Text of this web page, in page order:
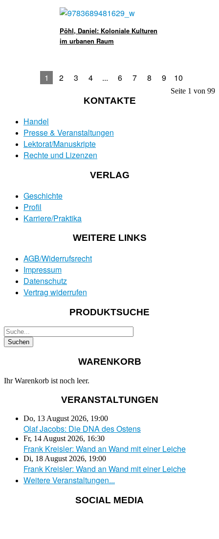
Pöhl, Daniel: Koloniale Kulturen
im urbanen Raum
1 2 3 4 ... 6 7 8 9 10
Seite 1 von 99
KONTAKTE
Handel
Presse & Veranstaltungen
Lektorat/Manuskripte
Rechte und Lizenzen
VERLAG
Geschichte
Profil
Karriere/Praktika
WEITERE LINKS
AGB/Widerrufsrecht
Impressum
Datenschutz
Vertrag widerrufen
PRODUKTSUCHE
WARENKORB
Ihr Warenkorb ist noch leer.
VERANSTALTUNGEN
Do, 13 August 2026, 19:00
Olaf Jacobs: Die DNA des Ostens
Fr, 14 August 2026, 16:30
Frank Kreisler: Wand an Wand mit einer Leiche
Di, 18 August 2026, 19:00
Frank Kreisler: Wand an Wand mit einer Leiche
Weitere Veranstaltungen...
SOCIAL MEDIA